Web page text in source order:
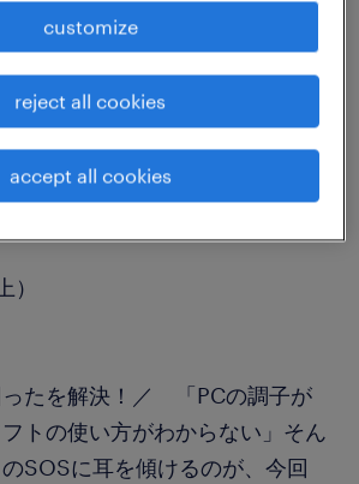
ーザーサポート
ったを解決！／ 「PCの調子が
トの使い方がわからない」そん
SOSに耳を傾けるのが、今回
customize
reject all cookies
accept all cookies